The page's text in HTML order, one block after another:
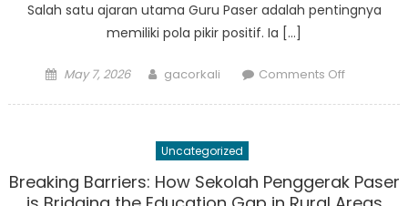
Salah satu ajaran utama Guru Paser adalah pentingnya
memiliki pola pikir positif. Ia […]
Posted
May 7, 2026 Author
gacorkali Comments Offon
Mengatasi
Hambatan
Uncategorized
Breaking Barriers: How Sekolah Penggerak Paser